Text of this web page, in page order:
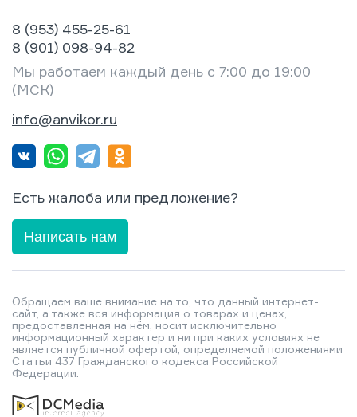
8 (953) 455-25-61
8 (901) 098-94-82
Мы работаем каждый день с 7:00 до 19:00
(МСК)
info@anvikor.ru
Есть жалоба или предложение?
Написать нам
Обращаем ваше внимание на то, что данный интернет-
сайт, а также вся информация о товарах и ценах,
предоставленная на нём, носит исключительно
информационный характер и ни при каких условиях не
является публичной офертой, определяемой положениями
Статьи 437 Гражданского кодекса Российской
Федерации.